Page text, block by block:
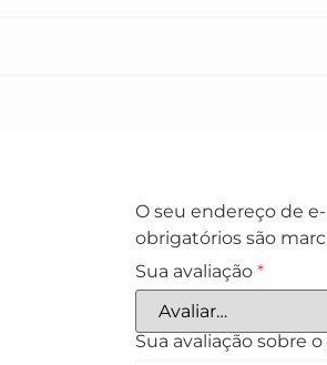
O seu endereço de
obrigatórios são
Sua avaliação*
Sua avaliação sobre